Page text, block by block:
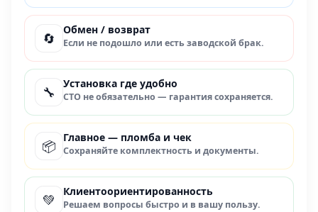
🔄 Обмен / возврат
Если не подошло или есть заводской брак.
🔧 Установка где удобно
СТО не обязательно — гарантия сохраняется.
📦 Главное — пломба и чек
Сохраняйте комплектность и документы.
💚 Клиентоориентированность
Решаем вопросы быстро и в вашу пользу.